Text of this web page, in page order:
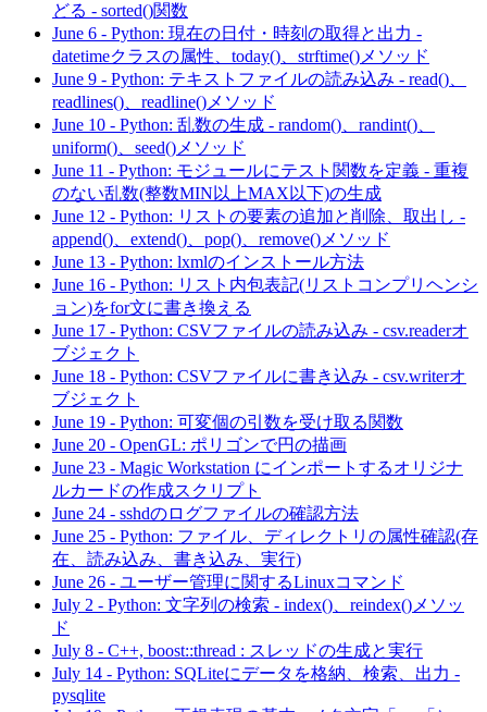
どる - sorted()関数
June 6 - Python: 現在の日付・時刻の取得と出力 -
datetimeクラスの属性、today()、strftime()メソッド
June 9 - Python: テキストファイルの読み込み - read()、
readlines()、readline()メソッド
June 10 - Python: 乱数の生成 - random()、randint()、
uniform()、seed()メソッド
June 11 - Python: モジュールにテスト関数を定義 - 重複
のない乱数(整数MIN以上MAX以下)の生成
June 12 - Python: リストの要素の追加と削除、取出し -
append()、extend()、pop()、remove()メソッド
June 13 - Python: lxmlのインストール方法
June 16 - Python: リスト内包表記(リストコンプリヘンシ
ョン)をfor文に書き換える
June 17 - Python: CSVファイルの読み込み - csv.readerオ
ブジェクト
June 18 - Python: CSVファイルに書き込み - csv.writerオ
ブジェクト
June 19 - Python: 可変個の引数を受け取る関数
June 20 - OpenGL: ポリゴンで円の描画
June 23 - Magic Workstation にインポートするオリジナ
ルカードの作成スクリプト
June 24 - sshdのログファイルの確認方法
June 25 - Python: ファイル、ディレクトリの属性確認(存
在、読み込み、書き込み、実行)
June 26 - ユーザー管理に関するLinuxコマンド
July 2 - Python: 文字列の検索 - index()、reindex()メソッ
ド
July 8 - C++, boost::thread : スレッドの生成と実行
July 14 - Python: SQLiteにデータを格納、検索、出力 -
pysqlite